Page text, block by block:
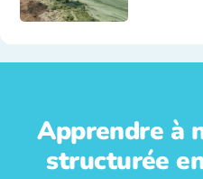
Apprendre à
structurée